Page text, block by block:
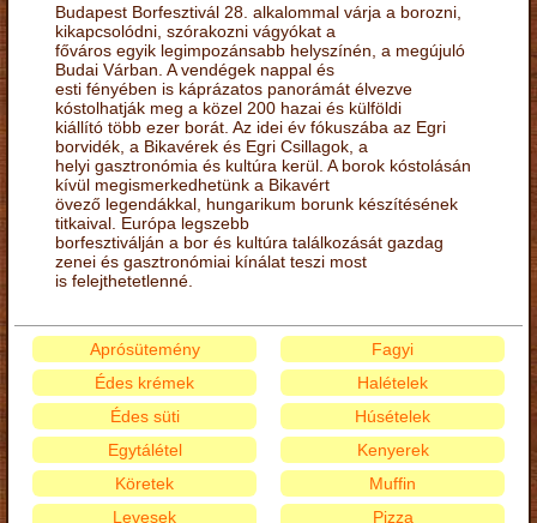
Budapest Borfesztivál 28. alkalommal várja a borozni,
kikapcsolódni, szórakozni vágyókat a
főváros egyik legimpozánsabb helyszínén, a megújuló
Budai Várban. A vendégek nappal és
esti fényében is káprázatos panorámát élvezve
kóstolhatják meg a közel 200 hazai és külföldi
kiállító több ezer borát. Az idei év fókuszába az Egri
borvidék, a Bikavérek és Egri Csillagok, a
helyi gasztronómia és kultúra kerül. A borok kóstolásán
kívül megismerkedhetünk a Bikavért
övező legendákkal, hungarikum borunk készítésének
titkaival. Európa legszebb
borfesztiválján a bor és kultúra találkozását gazdag
zenei és gasztronómiai kínálat teszi most
is felejthetetlenné.
Aprósütemény
Édes krémek
Édes süti
Egytálétel
Fagyi
Halételek
Húsételek
Kenyerek
Köretek
Levesek
Muffin
Pizza